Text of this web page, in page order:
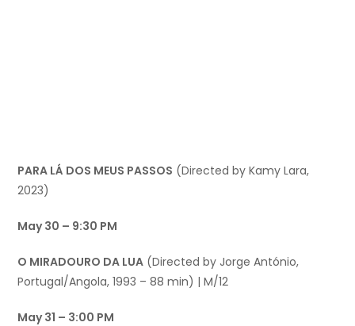
PARA LÁ DOS MEUS PASSOS (Directed by Kamy Lara,
2023)
May 30 – 9:30 PM
O MIRADOURO DA LUA (Directed by Jorge António,
Portugal/Angola, 1993 – 88 min) | M/12
May 31 – 3:00 PM